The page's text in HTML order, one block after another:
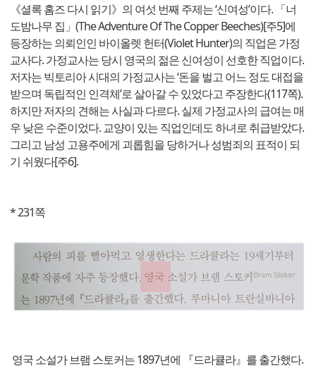
《셜록 홈즈 다시 읽기》의 여섯 번째 주제는 ‘신여성’이다. 「너
도밤나무 집」(The Adventure Of The Copper Beeches)[주5]에
등장하는 의뢰인인 바이올렛 헌터(Violet Hunter)의 직업은 가정
교사다. 가정교사는 당시 영국의 젊은 신여성이 선호한 직업이다.
저자는 빅토리아 시대의 가정교사는 ‘돈을 벌고 어느 정도 대접을
받으며 독립적인 인격체’로 살아갈 수 있었다고 주장한다(117쪽).
하지만 저자의 견해는 사실과 다르다. 실제 가정교사의 급여는 매
우 낮은 수준이었다. 교양이 있는 직업인데도 하녀로 취급받았다.
그리고 남성 고용주에게 괴롭힘을 당하거나 성범죄의 표적이 되
기 쉬웠다[주6].
* 231쪽
영국 소설가 브램 스토커는 1897년에 『드라큘라』를 출간했다.